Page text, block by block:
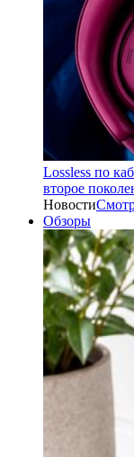
Lossless по
второе
Новости
Обзоры